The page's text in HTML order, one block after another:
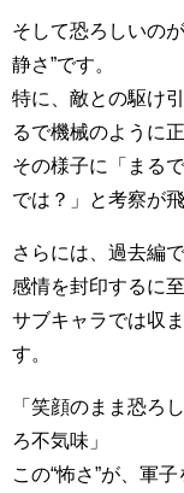
そして恐ろしいの
静さ”です。
特に、敵との駆け
るで機械のように
その様子に「まる
では？」と考察が
さらには、過去編
感情を封印するに
サブキャラでは収
す。
「笑顔のまま恐ろ
ろ不気味」
この“怖さ”が、軍